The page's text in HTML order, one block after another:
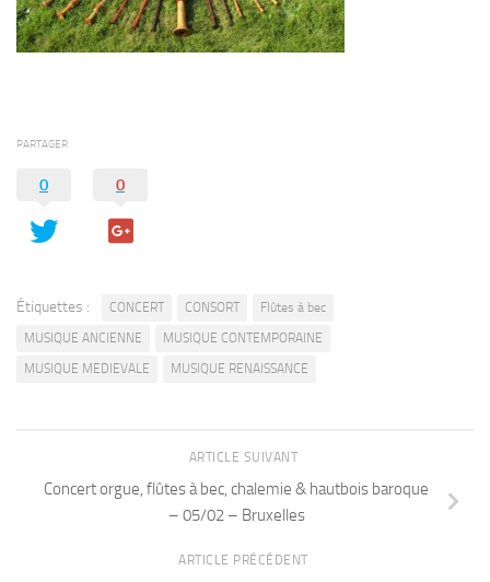
PARTAGER
0 0
Étiquettes : CONCERT CONSORT
Flûtes à bec
MUSIQUE ANCIENNE
MUSIQUE CONTEMPORAINE
MUSIQUE MEDIEVALE
MUSIQUE RENAISSANCE
ARTICLE SUIVANT
Concert orgue, flûtes à bec, chalemie & hautbois baroque
– 05/02 – Bruxelles
ARTICLE PRÉCÉDENT